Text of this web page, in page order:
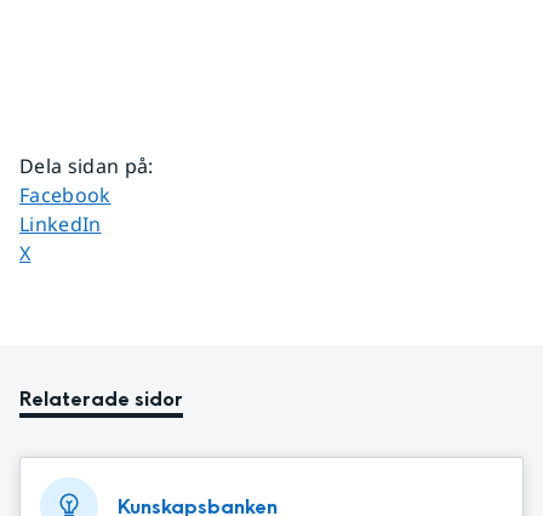
Dela sidan på:
Dela sidan på
Facebook
Dela sidan på
LinkedIn
Dela sidan på
X
Relaterade sidor
Kunskapsbanken